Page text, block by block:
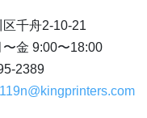
千舟2-10-21
金 9:00〜18:00
2389